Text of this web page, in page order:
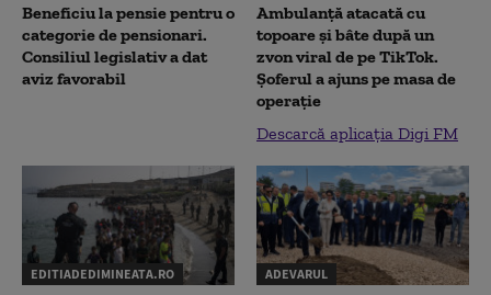
Beneficiu la pensie pentru o
categorie de pensionari.
Consiliul legislativ a dat
aviz favorabil
Ambulanță atacată cu
topoare și bâte după un
zvon viral de pe TikTok.
Șoferul a ajuns pe masa de
operație
Descarcă aplicația Digi FM
EDITIADEDIMINEATA.RO ADEVARUL